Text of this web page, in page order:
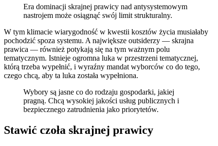
Era dominacji skrajnej prawicy nad antysystemowym
nastrojem może osiągnąć swój limit strukturalny.
W tym klimacie wiarygodność w kwestii kosztów życia musiałaby
pochodzić spoza systemu. A największe outsiderzy — skrajna
prawica — również potykają się na tym ważnym polu
tematycznym. Istnieje ogromna luka w przestrzeni tematycznej,
którą trzeba wypełnić, i wyraźny mandat wyborców co do tego,
czego chcą, aby ta luka została wypełniona.
Wybory są jasne co do rodzaju gospodarki, jakiej
pragną. Chcą wysokiej jakości usług publicznych i
bezpiecznego zatrudnienia jako priorytetów.
Stawić czoła skrajnej prawicy